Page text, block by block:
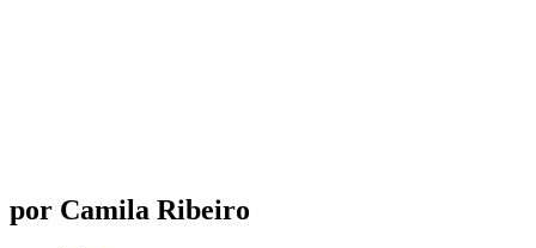
por Camila Ribeiro